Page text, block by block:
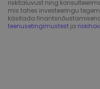
riskitaluvust ning
mis tahes investeeringu
käsitada
teenusetingimustest ja